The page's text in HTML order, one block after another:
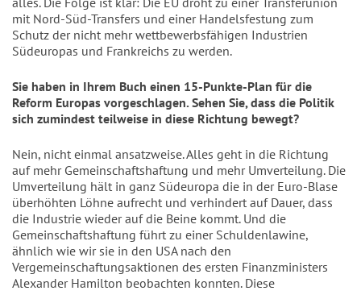
mit Nord-Süd-Transfers und einer Handelsfestung zum
Schutz der nicht mehr wettbewerbsfähigen Industrien
Südeuropas und Frankreichs zu werden.
Sie haben in Ihrem Buch einen 15-Punkte-Plan für die
Reform Europas vorgeschlagen. Sehen Sie, dass die Politik
sich zumindest teilweise in diese Richtung bewegt?
Nein, nicht einmal ansatzweise. Alles geht in die Richtung
auf mehr Gemeinschaftshaftung und mehr Umverteilung. Die
Umverteilung hält in ganz Südeuropa die in der Euro-Blase
überhöhten Löhne aufrecht und verhindert auf Dauer, dass
die Industrie wieder auf die Beine kommt. Und die
Gemeinschaftshaftung führt zu einer Schuldenlawine,
ähnlich wie wir sie in den USA nach den
Vergemeinschaftungsaktionen des ersten Finanzministers
Alexander Hamilton beobachten konnten. Diese